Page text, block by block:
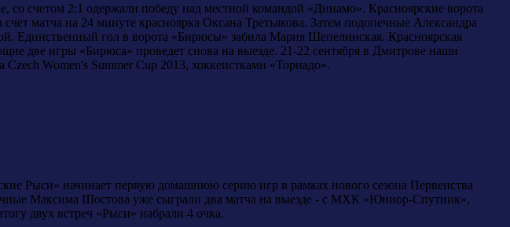
со счетом 2:1 одержали победу над местной командой «Динамо». Красноярские ворота
матча на 24 минуте красноярка Оксана Третьякова. Затем подопечные Александра
Единственный гол в ворота «Бирюсы» забила Мария Шепелинская. Красноярская
две игры «Бирюса» проведет снова на выезде. 21-22 сентября в Дмитрове наши
Women's Summer Cup 2013, хоккеистками «Торнадо».
Рыси» начинает первую домашнюю серию игр в рамках нового сезона Первенства
Максима Шостова уже сыграли два матча на выезде - с МХК «Юниор-Спутник»,
двух встреч «Рыси» набрали 4 очка.